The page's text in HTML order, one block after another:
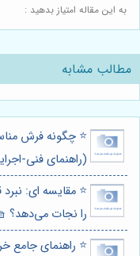
به این مقاله امتیاز بدهید :
مطالب مشابه
⭐️ چگونه فرش
(راهنمای فنی-
⭐️ مقایسه ای:
را نجات می‌دهد؟
⭐️ راهنمای جامع